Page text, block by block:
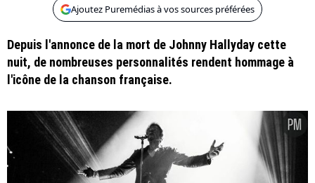
Ajoutez Puremédias à vos sources préférées
Depuis l'annonce de la mort de Johnny Hallyday cette
nuit, de nombreuses personnalités rendent hommage à
l'icône de la chanson française.